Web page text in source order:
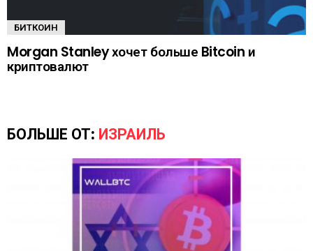
БИТКОИН
Morgan Stanley хочет больше Bitcoin и
криптовалют
БОЛЬШЕ ОТ: ИЗРАИЛЬ